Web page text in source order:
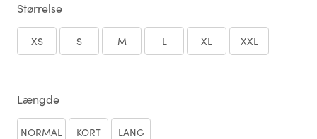
Størrelse
XS S M L XL XXL
Længde
NORMAL KORT LANG